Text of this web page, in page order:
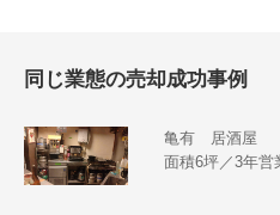
同じ業態の売却成功事例
亀有 居酒屋
面積6坪／3年営